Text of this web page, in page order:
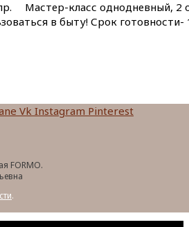
⠀ Мастер-класс однодневный, 2
в быту! Срок
Vk Instagram Pinterest
FORMO.
.